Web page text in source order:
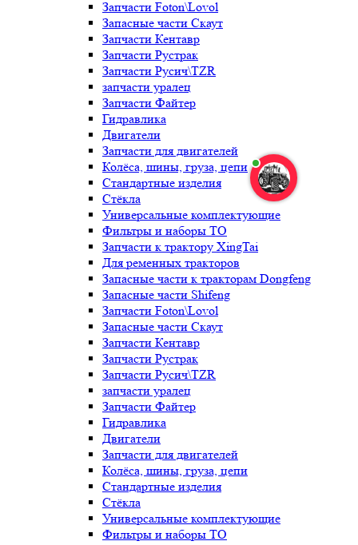
Запчасти Foton\Lovol
Запасные части Скаут
Запчасти Кентавр
Запчасти Рустрак
Запчасти Русич\TZR
запчасти уралец
Запчасти Файтер
Гидравлика
Двигатели
Запчасти для двигателей
Колёса, шины, груза, цепи
Стандартные изделия
Стёкла
Универсальные комплектующие
Фильтры и наборы ТО
Запчасти к трактору XingTai
Для ременных тракторов
Запасные части к тракторам Dongfeng
Запасные части Shifeng
Запчасти Foton\Lovol
Запасные части Скаут
Запчасти Кентавр
Запчасти Рустрак
Запчасти Русич\TZR
запчасти уралец
Запчасти Файтер
Гидравлика
Двигатели
Запчасти для двигателей
Колёса, шины, груза, цепи
Стандартные изделия
Стёкла
Универсальные комплектующие
Фильтры и наборы ТО